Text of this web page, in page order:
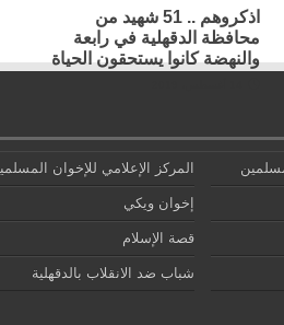
اذكروهم .. 51 شهيد من
محافظة الدقهلية في رابعة
والنهضة كانوا يستحقون الحياة
المركز الإعلامي للإخوان
إخوان ويكي
قصة الإسلام
شباب ضد الانقلاب بالدقهلية